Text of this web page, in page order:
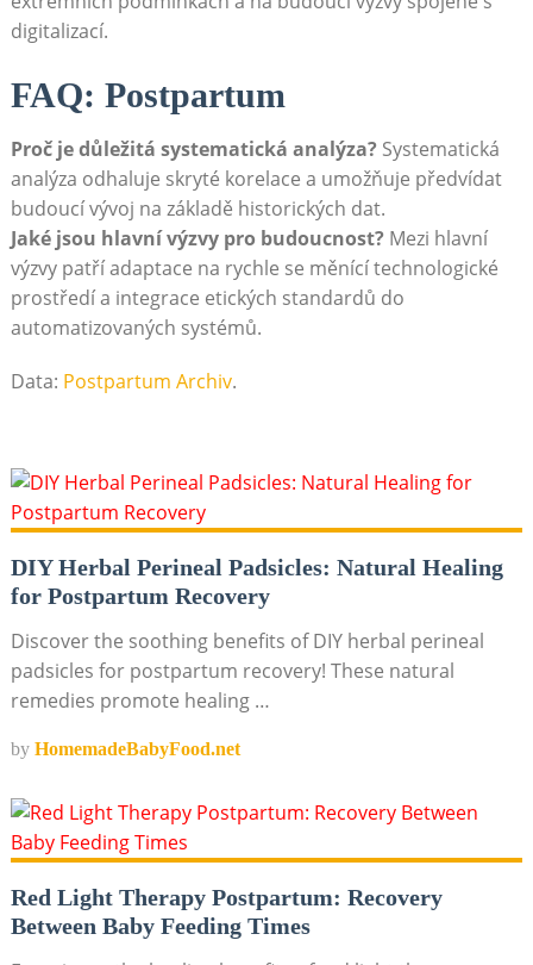
digitalizací.
FAQ: Postpartum
Proč je důležitá systematická analýza? Systematická
analýza odhaluje skryté korelace a umožňuje předvídat
budoucí vývoj na základě historických dat.
Jaké jsou hlavní výzvy pro budoucnost? Mezi hlavní
výzvy patří adaptace na rychle se měnící technologické
prostředí a integrace etických standardů do
automatizovaných systémů.
Data: Postpartum Archiv.
DIY Herbal Perineal Padsicles: Natural Healing
for Postpartum Recovery
Discover the soothing benefits of DIY herbal perineal
padsicles for postpartum recovery! These natural
remedies promote healing …
by HomemadeBabyFood.net
Red Light Therapy Postpartum: Recovery
Between Baby Feeding Times